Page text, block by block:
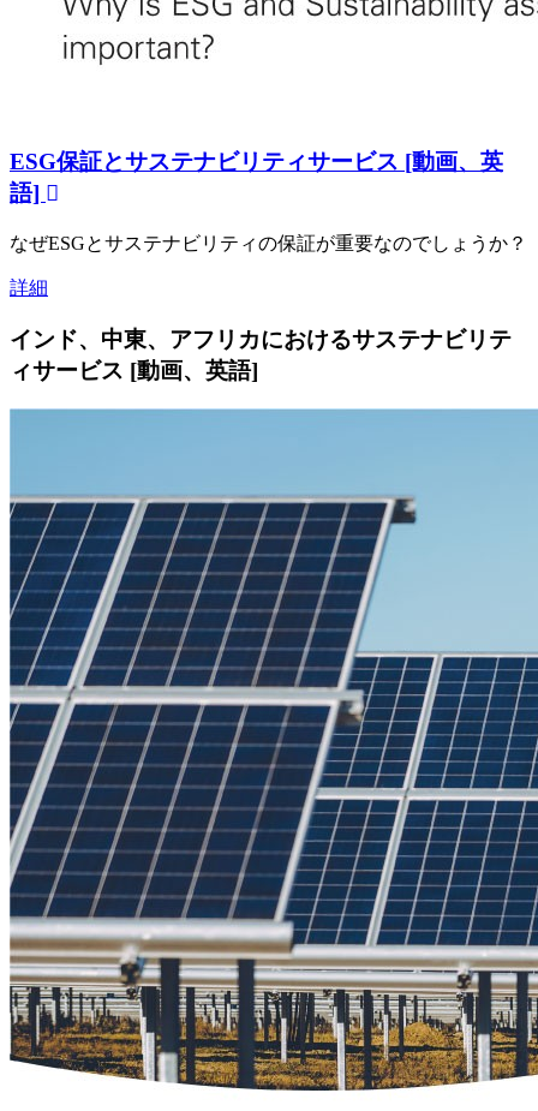
ESG保証とサステナビリティサービス [動画、英
語]
なぜESGとサステナビリティの保証が重要なのでしょうか？
詳細
インド、中東、アフリカにおけるサステナビリテ
ィサービス [動画、英語]